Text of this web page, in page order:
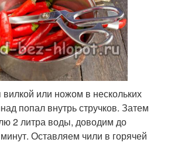
или ножом в нескольких
попал внутрь стручков. Затем
2 литра воды, доводим до
Оставляем чили в горячей